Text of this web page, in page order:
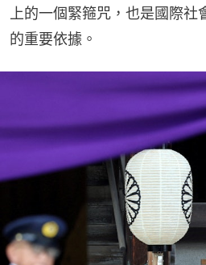
上的一個緊箍咒，也是國際社
的重要依據。